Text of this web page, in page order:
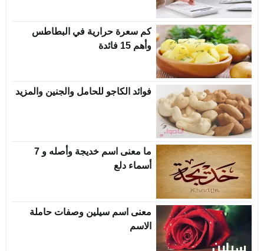
كم سعرة حرارية في البطاطس
وأهم 15 فائدة
فوائد الكاجو للحامل والجنين والمزيد
ما معنى اسم خديجة وأصله و 7
أسماء دلع
معنى اسم سيلين وصفات حاملة
الاسم